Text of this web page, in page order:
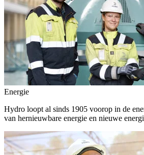
Energie
Hydro loopt al sinds 1905 voorop in de
van hernieuwbare energie en nieuwe